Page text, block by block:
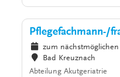
Pflegefachmann-/
zum
Bad Kreuznach
Abteilung Akutgeriatrie